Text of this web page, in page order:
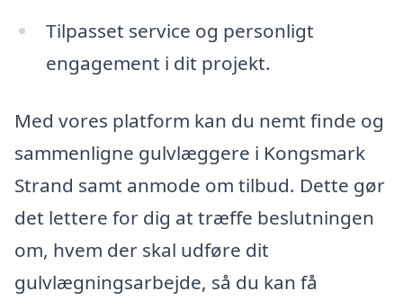
Tilpasset service og personligt
engagement i dit projekt.
Med vores platform kan du nemt finde og
sammenligne gulvlæggere i Kongsmark
Strand samt anmode om tilbud. Dette gør
det lettere for dig at træffe beslutningen
om, hvem der skal udføre dit
gulvlægningsarbejde, så du kan få